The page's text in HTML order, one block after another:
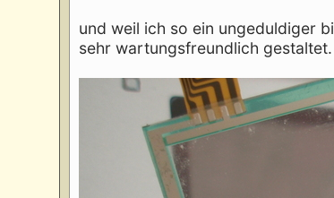
und weil ich so ein ungeduldiger
sehr wartungsfreundlich